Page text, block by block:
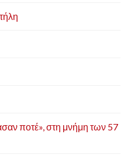
ποτέ», στη μνήμη των 57